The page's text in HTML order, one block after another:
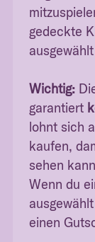
gedeckte
Wichtig:
garantiert
lohnt sich
kaufen,
sehen
Wenn du
einen